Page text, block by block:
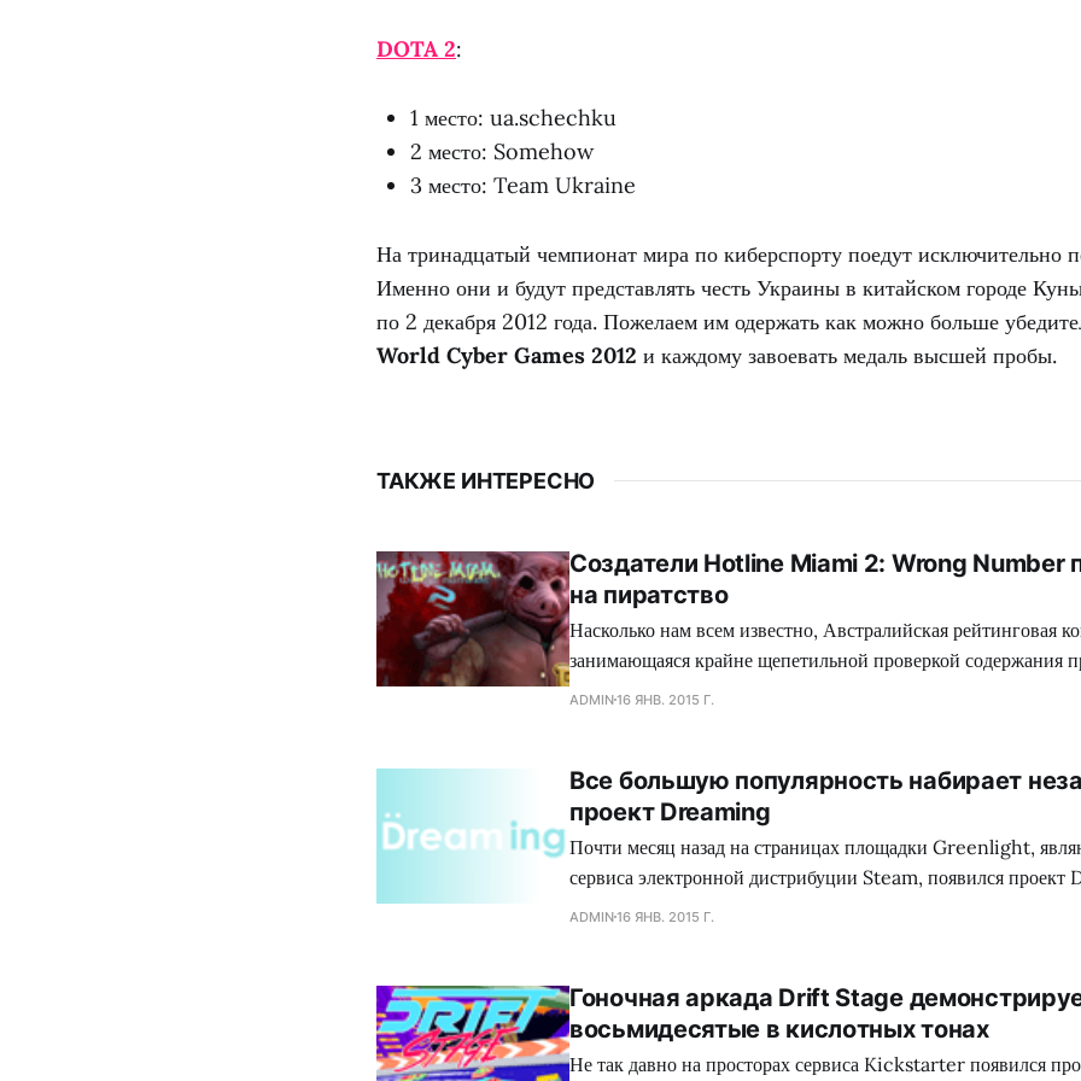
DOTA 2:
1 место: ua.schechku
2 место: Somehow
3 место: Team Ukraine
На тринадцатый чемпионат мира по киберспорту поедут исключительно
Именно они и будут представлять честь Украины в китайском городе
по 2 декабря 2012 года. Пожелаем им одержать как можно больше
World Cyber Games 2012 и каждому завоевать медаль высшей пробы.
ТАКЖЕ ИНТЕРЕСНО
Создатели Hotline Miami 2: Wrong Number
на пиратство
Насколько нам всем известно, Австралийская рейтинговая
занимающаяся крайне щепетильной проверкой содержания
производит современная игровая индустрия, подвергает
зеленного континента. Так сказать, под нож могло попасть
коллектива Dennaton
ADMIN16 ЯНВ. 2015 Г.
Все большую популярность набирает
проект Dreaming
Почти месяц назад на страницах площадки Greenlight,
сервиса электронной дистрибуции Steam, появился
обладающий необыкновенным сеттингом, а также
головоломку с экшеном Mirror`s Edge, хотя сами девелоперы
ADMIN16 ЯНВ. 2015 Г.
Гоночная аркада Drift Stage
восьмидесятые в кислотных тонах
Не так давно на просторах сервиса Kickstarter появился